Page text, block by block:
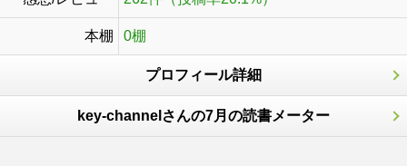
本棚 0棚
プロフィール詳細
key-channelさんの7月の読書メーター